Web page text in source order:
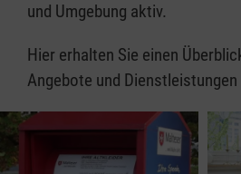
und Umgebung aktiv.
Hier erhalten Sie einen
Angebote und Dienstleistungen